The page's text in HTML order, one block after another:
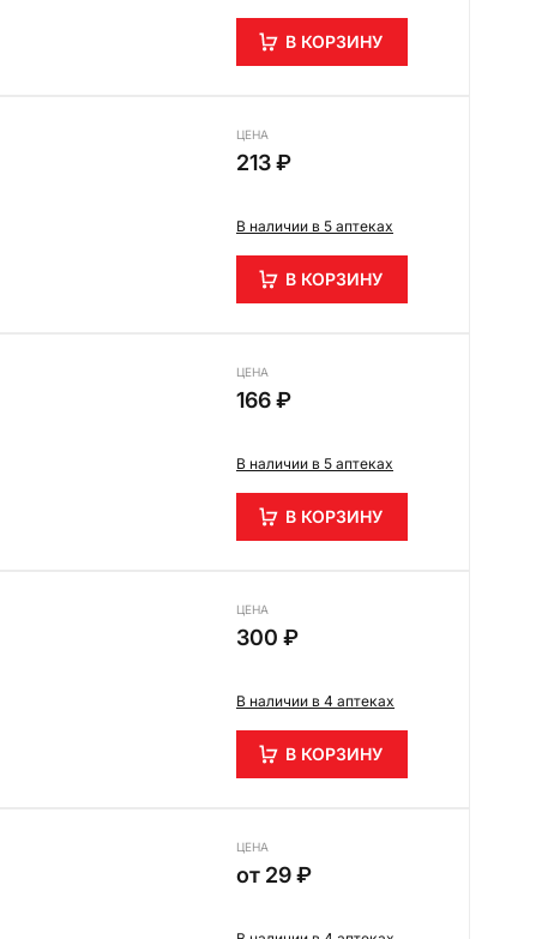
В КОРЗИНУ
ЦЕНА
213 ₽
В наличии в 5 аптеках
В КОРЗИНУ
ЦЕНА
166 ₽
В наличии в 5 аптеках
В КОРЗИНУ
ЦЕНА
300 ₽
В наличии в 4 аптеках
В КОРЗИНУ
ЦЕНА
от 29 ₽